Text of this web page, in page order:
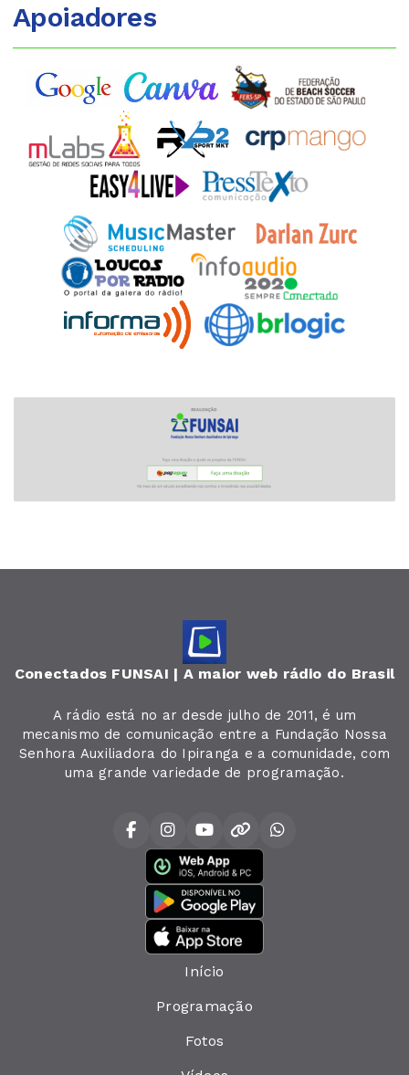
Apoiadores
Conectados FUNSAI | A maior web rádio do Brasil
A rádio está no ar desde julho de 2011, é um
mecanismo de comunicação entre a Fundação Nossa
Senhora Auxiliadora do Ipiranga e a comunidade, com
uma grande variedade de programação.
Início
Programação
Fotos